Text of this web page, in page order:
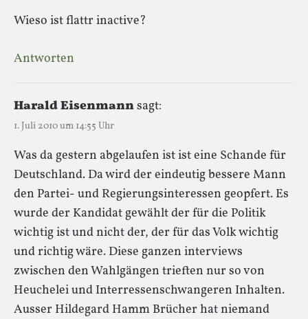
Wieso ist flattr inactive?
Antworten
Harald Eisenmannsagt:
1. Juli 2010 um 14:55 Uhr
Was da gestern abgelaufen ist ist eine Schande für
Deutschland. Da wird der eindeutig bessere Mann
den Partei- und Regierungsinteressen geopfert. Es
wurde der Kandidat gewählt der für die Politik
wichtig ist und nicht der, der für das Volk wichtig
und richtig wäre. Diese ganzen interviews
zwischen den Wahlgängen trieften nur so von
Heuchelei und Interressenschwangeren Inhalten.
Ausser Hildegard Hamm Brücher hat niemand